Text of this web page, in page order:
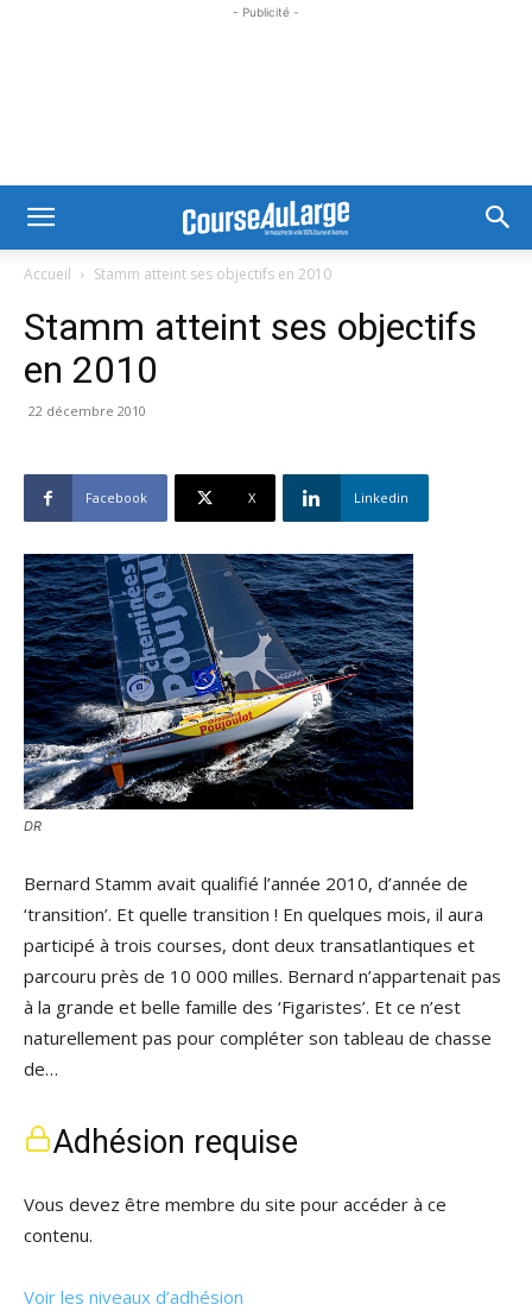
- Publicité -
Accueil Stamm atteint ses objectifs en 2010
Stamm atteint ses objectifs
en 2010
22 décembre 2010
Facebook X Linkedin
DR
Bernard Stamm avait qualifié l’année 2010, d’année de
‘transition’. Et quelle transition ! En quelques mois, il aura
participé à trois courses, dont deux transatlantiques et
parcouru près de 10 000 milles. Bernard n’appartenait pas
à la grande et belle famille des ‘Figaristes’. Et ce n’est
naturellement pas pour compléter son tableau de chasse
de…
Adhésion requise
Vous devez être membre du site pour accéder à ce
contenu.
Voir les niveaux d’adhésion